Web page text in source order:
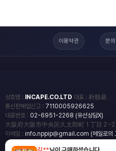
이용약관 문의
상호명 : INCAPE.CO.LTD 대표 : 朴順基
통신판매업신고 : 7110005926625
대표번호 : 02-6951-2268 (유선상담X)
大阪府大阪市中央区久太郎町１丁目２
이메일 : info.nppip@gmail.com (메일로의 고